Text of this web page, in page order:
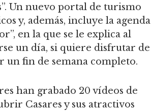
Un nuevo portal de turismo
y, además, incluye la agenda
en la que se le explica al
un día, si quiere disfrutar de
un fin de semana completo.
han grabado 20 vídeos de
Casares y sus atractivos